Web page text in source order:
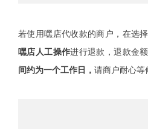
若使用嘿店代收款的商户，在选
嘿店人工操作进行退款，退款金
间约为一个工作日， 请商户耐心等